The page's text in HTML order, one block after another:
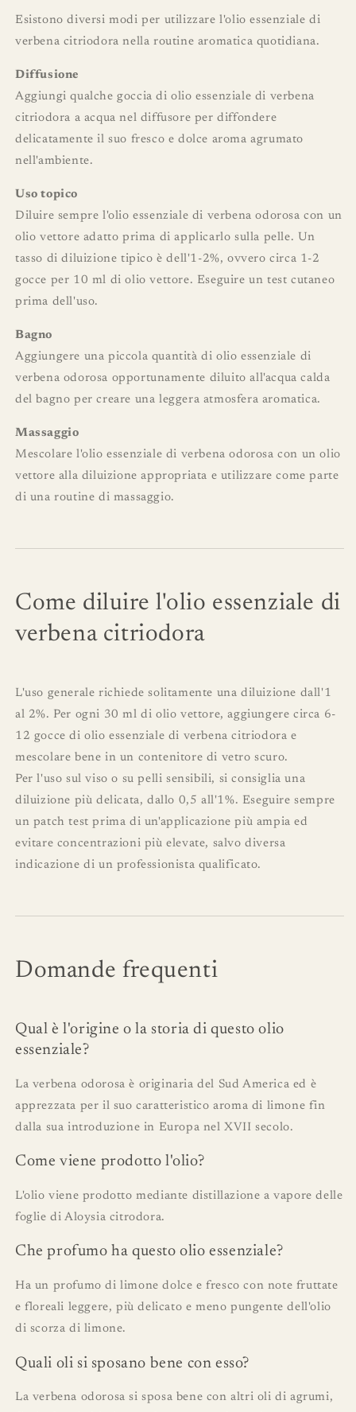
Esistono diversi modi per utilizzare l'olio essenziale di
verbena citriodora nella routine aromatica quotidiana.
Diffusione
Aggiungi qualche goccia di olio essenziale di verbena
citriodora a acqua nel diffusore per diffondere
delicatamente il suo fresco e dolce aroma agrumato
nell'ambiente.
Uso topico
Diluire sempre l'olio essenziale di verbena odorosa con un
olio vettore adatto prima di applicarlo sulla pelle. Un
tasso di diluizione tipico è dell'1-2%, ovvero circa 1-2
gocce per 10 ml di olio vettore. Eseguire un test cutaneo
prima dell'uso.
Bagno
Aggiungere una piccola quantità di olio essenziale di
verbena odorosa opportunamente diluito all'acqua calda
del bagno per creare una leggera atmosfera aromatica.
Massaggio
Mescolare l'olio essenziale di verbena odorosa con un olio
vettore alla diluizione appropriata e utilizzare come parte
di una routine di massaggio.
Come diluire l'olio essenziale di
verbena citriodora
L'uso generale richiede solitamente una diluizione dall'1
al 2%. Per ogni 30 ml di olio vettore, aggiungere circa 6-
12 gocce di olio essenziale di verbena citriodora e
mescolare bene in un contenitore di vetro scuro.
Per l'uso sul viso o su pelli sensibili, si consiglia una
diluizione più delicata, dallo 0,5 all'1%. Eseguire sempre
un patch test prima di un'applicazione più ampia ed
evitare concentrazioni più elevate, salvo diversa
indicazione di un professionista qualificato.
Domande frequenti
Qual ​​è l'origine o la storia di questo olio
essenziale?
La verbena odorosa è originaria del Sud America ed è
apprezzata per il suo caratteristico aroma di limone fin
dalla sua introduzione in Europa nel XVII secolo.
Come viene prodotto l'olio?
L'olio viene prodotto mediante distillazione a vapore delle
foglie di Aloysia citrodora.
Che profumo ha questo olio essenziale?
Ha un profumo di limone dolce e fresco con note fruttate
e floreali leggere, più delicato e meno pungente dell'olio
di scorza di limone.
Quali oli si sposano bene con esso?
La verbena odorosa si sposa bene con altri oli di agrumi,